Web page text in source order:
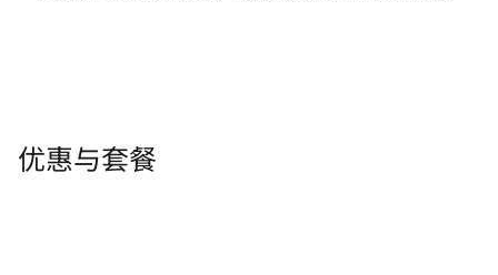
优惠与套餐